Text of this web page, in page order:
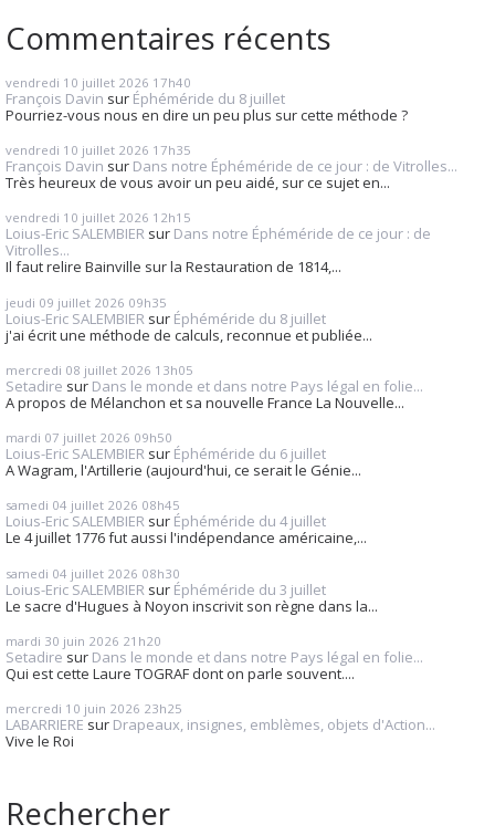
Commentaires récents
vendredi 10 juillet 2026 17h40
François Davin sur Éphéméride du 8 juillet
Pourriez-vous nous en dire un peu plus sur cette méthode ?
vendredi 10 juillet 2026 17h35
François Davin sur Dans notre Éphéméride de ce jour : de Vitrolles...
Très heureux de vous avoir un peu aidé, sur ce sujet en...
vendredi 10 juillet 2026 12h15
Loius-Eric SALEMBIER sur Dans notre Éphéméride de ce jour : de
Vitrolles...
Il faut relire Bainville sur la Restauration de 1814,...
jeudi 09 juillet 2026 09h35
Loius-Eric SALEMBIER sur Éphéméride du 8 juillet
j'ai écrit une méthode de calculs, reconnue et publiée...
mercredi 08 juillet 2026 13h05
Setadire sur Dans le monde et dans notre Pays légal en folie...
A propos de Mélanchon et sa nouvelle France La Nouvelle...
mardi 07 juillet 2026 09h50
Loius-Eric SALEMBIER sur Éphéméride du 6 juillet
A Wagram, l'Artillerie (aujourd'hui, ce serait le Génie...
samedi 04 juillet 2026 08h45
Loius-Eric SALEMBIER sur Éphéméride du 4 juillet
Le 4 juillet 1776 fut aussi l'indépendance américaine,...
samedi 04 juillet 2026 08h30
Loius-Eric SALEMBIER sur Éphéméride du 3 juillet
Le sacre d'Hugues à Noyon inscrivit son règne dans la...
mardi 30 juin 2026 21h20
Setadire sur Dans le monde et dans notre Pays légal en folie...
Qui est cette Laure TOGRAF dont on parle souvent....
mercredi 10 juin 2026 23h25
LABARRIERE sur Drapeaux, insignes, emblèmes, objets d'Action...
Vive le Roi
Rechercher